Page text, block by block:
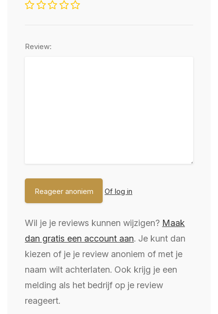
Review:
Of log in
Wil je je reviews kunnen wijzigen? Maak
dan gratis een account aan. Je kunt dan
kiezen of je je review anoniem of met je
naam wilt achterlaten. Ook krijg je een
melding als het bedrijf op je review
reageert.